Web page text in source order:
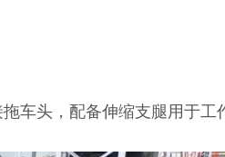
车头，配备伸缩支腿用于工